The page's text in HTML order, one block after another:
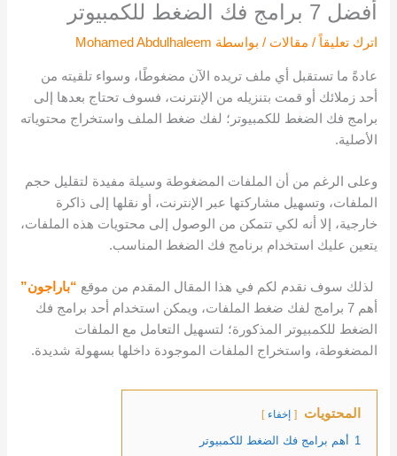
أفضل 7 برامج فك الضغط للكمبيوتر
اترك تعليقاً / مقالات / بواسطة Mohamed Abdulhaleem
عادةً ما تستقبل أي ملف تريده الآن مضغوطًا، وسواء تلقيته من
أحد زملائك أو قمت بتنزيله من الإنترنت، فسوف تحتاج بعدها إلى
برامج فك الضغط للكمبيوتر؛ لفك ضغط الملف واستخراج محتوياته
الأصلية.
وعلى الرغم من أن الملفات المضغوطة وسيلة مفيدة لتقليل حجم
الملفات، وتسهيل مشاركتها عبر الإنترنت، أو نقلها إلى ذاكرة
خارجية، إلا أنه لكي تتمكن من الوصول إلى محتويات هذه الملفات،
يتعين عليك استخدام برنامج فك الضغط المناسب.
لذلك سوف نقدم لكم في هذا المقال المقدم من موقع “باراجون”
أهم 7 برامج لفك ضغط الملفات، ويمكن استخدام أحد برامج فك
الضغط للكمبيوتر المذكورة؛ لتسهيل التعامل مع الملفات
المضغوطة، واستخراج الملفات الموجودة داخلها بسهولة شديدة.
المحتويات إخفاء
1 أهم برامج فك الضغط للكمبيوتر